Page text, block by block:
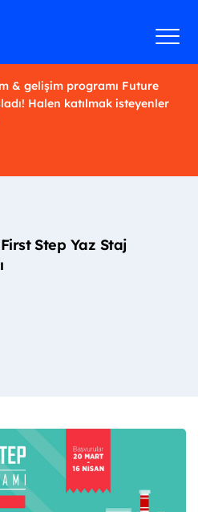
& gelişim programı Future
Halen katılmak isteyenler
Step Yaz Staj